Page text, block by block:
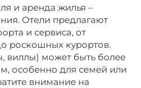
и аренда жилья –
Отели предлагают
и сервиса, от
роскошных курортов.
виллы) может быть более
особенно для семей или
внимание на